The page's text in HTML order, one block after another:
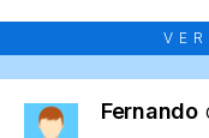
Fernando